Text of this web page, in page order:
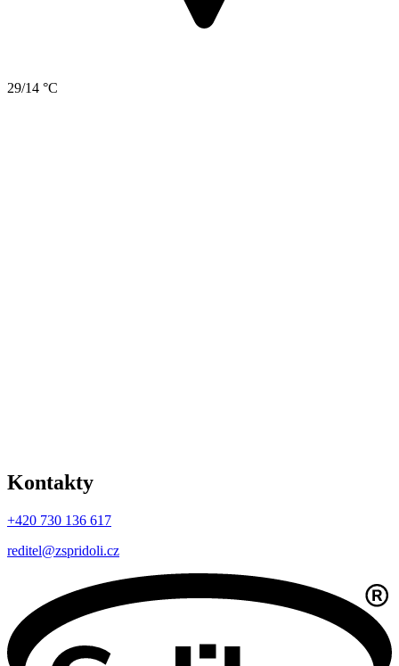
29/14 °C
Kontakty
+420 730 136 617
reditel@zspridoli.cz